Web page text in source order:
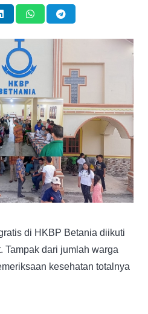
di HKBP Betania diikuti
Tampak dari jumlah warga
kesehatan totalnya